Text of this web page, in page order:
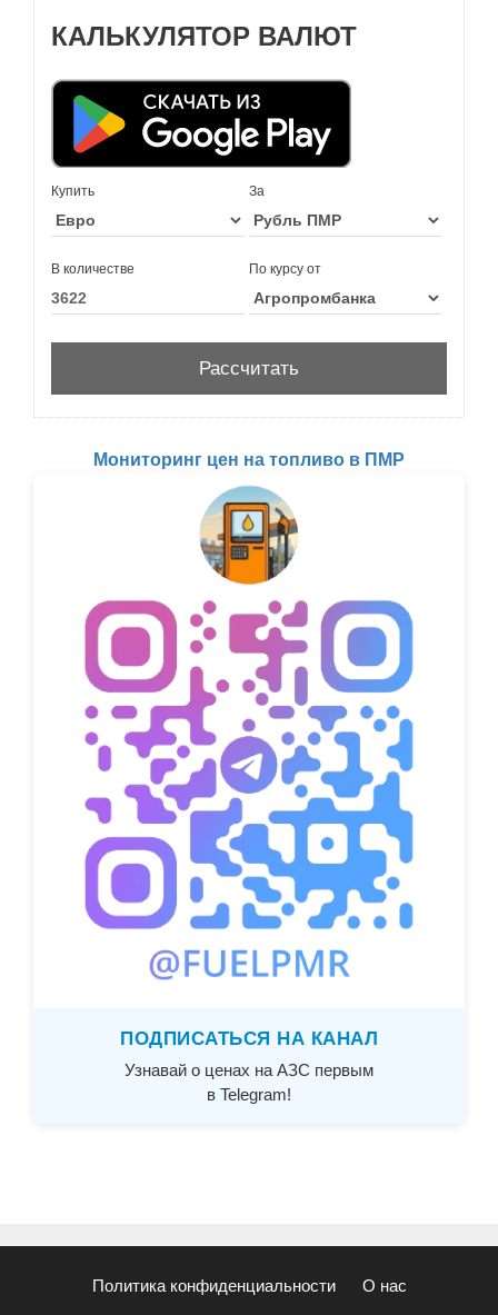
КАЛЬКУЛЯТОР ВАЛЮТ
Купить За
В количестве По курсу от
Мониторинг цен на топливо в ПМР
ПОДПИСАТЬСЯ НА КАНАЛ
Узнавай о ценах на АЗС первым
в Telegram!
Политика конфиденциальности О нас